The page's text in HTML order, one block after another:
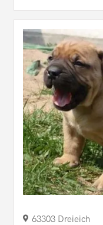
63303 Dreieich